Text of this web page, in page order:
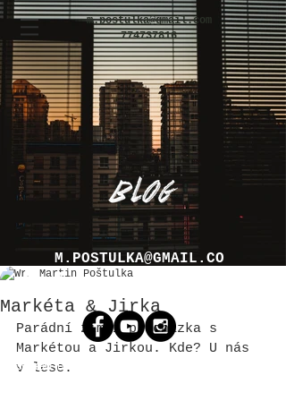
m.postulka@gmail.com
774737816
Markéta & Jirka
Martin Poštulka
Parádní zimní procházka s
Markétou a Jirkou. Kde? U nás
v lese.
M.POSTULKA@GMAIL.CO
M
SVATEBNÍ FOTOGRAF OSTRAVA / BRNO / PRAHA / OLOMOUC